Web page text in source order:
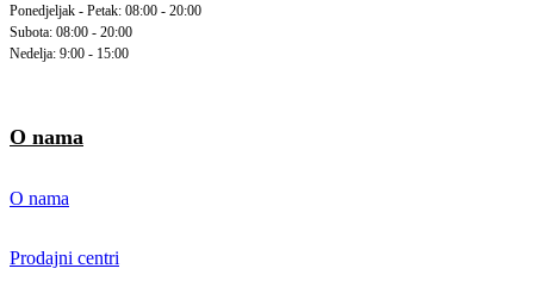
Ponedjeljak - Petak: 08:00 - 20:00
Subota: 08:00 - 20:00
Nedelja: 9:00 - 15:00
O nama
O nama
Prodajni centri